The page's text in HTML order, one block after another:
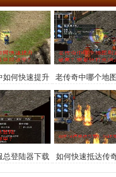
如何快速提升
备获取效率？
老传奇中哪个地
率最高？求最佳
荐。
总登陆器下载
哪里？
如何快速抵达传
殿？